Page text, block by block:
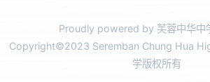
Proudly powered by 芙蓉中华中
Copyright©2023 Seremban Chung Hua
学版权所有